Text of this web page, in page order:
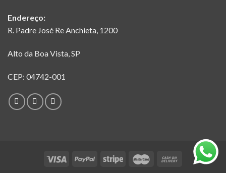
Endereço:
R. Padre José Re Anchieta, 1200
Alto da Boa Vista, SP
CEP: 04742-001